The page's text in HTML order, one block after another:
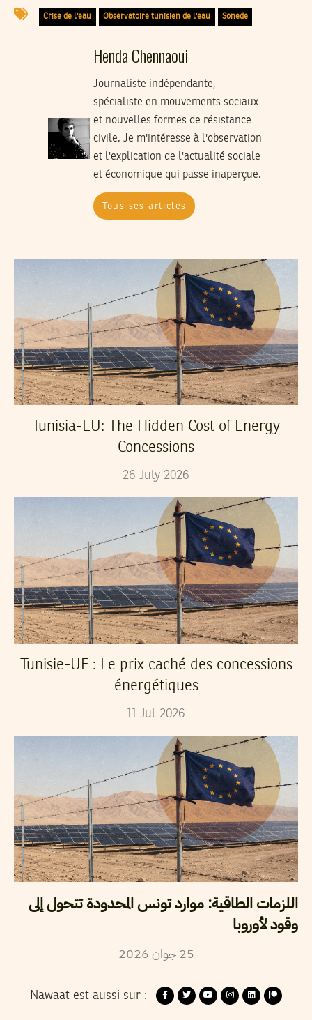
Crise de l'eau Observatoire tunisien de l'eau Sonede
Henda Chennaoui
Journaliste indépendante,
spécialiste en mouvements sociaux
et nouvelles formes de résistance
civile. Je m'intéresse à l'observation
et l'explication de l'actualité sociale
et économique qui passe inaperçue.
Tous ses articles
Tunisia-EU: The Hidden Cost of Energy
Concessions
26 July 2026
Tunisie-UE : Le prix caché des concessions
énergétiques
11 Jul 2026
اللزمات الطاقية: موارد تونس المحدودة تتحول إلى
وقود لأوروبا
25 جوان2026
Nawaat est aussi sur :